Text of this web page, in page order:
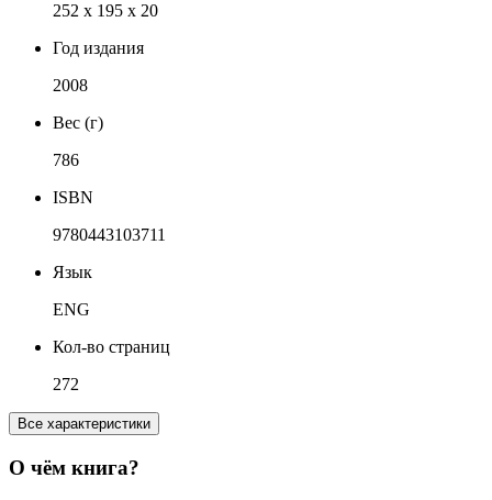
252 x 195 x 20
Год издания
2008
Вес (г)
786
ISBN
9780443103711
Язык
ENG
Кол-во страниц
272
Все характеристики
О чём книга?